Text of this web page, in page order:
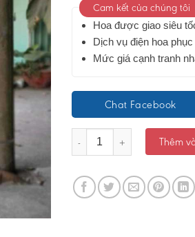
Cam kết của chúng tôi
Hoa được giao siêu
Dịch vụ điện hoa
Mức giá cạnh tranh
Chat Facebook
Kệ hoa chia buồn - Lạc Viên -
Thêm